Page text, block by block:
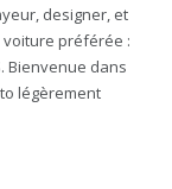
designer, et
préférée :
Bienvenue dans
légèrement